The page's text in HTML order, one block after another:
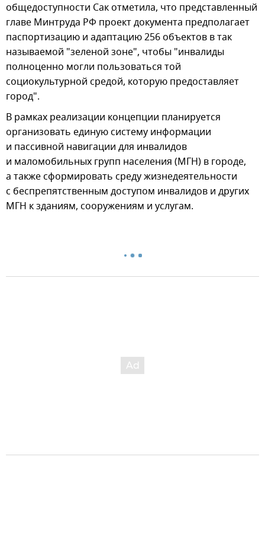
общедоступности Сак отметила, что представленный
главе Минтруда РФ проект документа предполагает
паспортизацию и адаптацию 256 объектов в так
называемой "зеленой зоне", чтобы "инвалиды
полноценно могли пользоваться той
социокультурной средой, которую предоставляет
город".
В рамках реализации концепции планируется
организовать единую систему информации
и пассивной навигации для инвалидов
и маломобильных групп населения (МГН) в городе,
а также сформировать среду жизнедеятельности
с беспрепятственным доступом инвалидов и других
МГН к зданиям, сооружениям и услугам.